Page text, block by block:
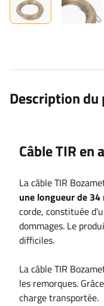
Description
Câble TIR en
La câble TIR
une longueur de 34
corde, constituée
dommages. Le
difficiles.
La câble TIR
les remorques.
charge transportée.